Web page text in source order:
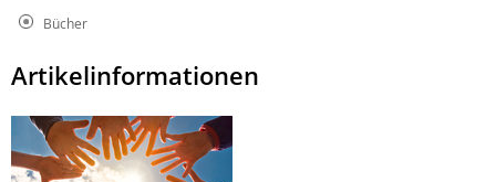
Bücher
Artikelinformationen